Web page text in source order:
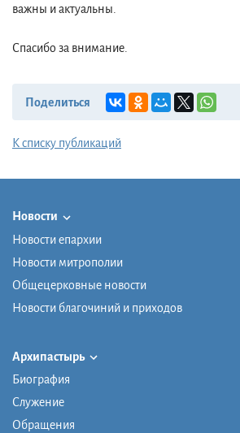
важны и актуальны.
Спасибо за внимание.
Поделиться
К списку публикаций
Новости
Новости епархии
Новости митрополии
Общецерковные новости
Новости благочиний и приходов
Архипастырь
Биография
Служение
Обращения